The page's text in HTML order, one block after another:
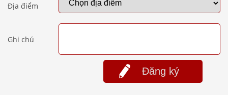
Địa điểm
Ghi chú
Đăng ký